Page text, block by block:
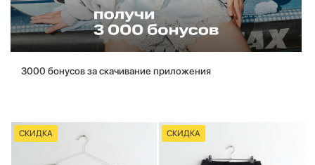
3000 бонусов за скачивание приложения
СКИДКА СКИДКА